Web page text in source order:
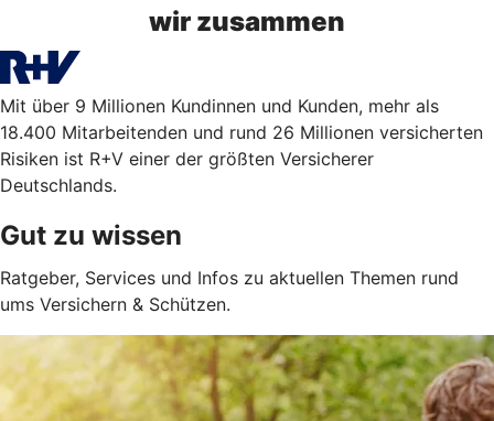
wir zusammen
Mit über 9 Millionen Kundinnen und Kunden, mehr als
18.400 Mitarbeitenden und rund 26 Millionen versicherten
Risiken ist R+V einer der größten Versicherer
Deutschlands.
Gut zu wissen
Ratgeber, Services und Infos zu aktuellen Themen rund
ums Versichern & Schützen.